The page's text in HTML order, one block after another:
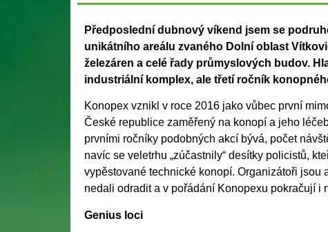
Předposlední dubnový víkend jsem se
unikátního areálu zvaného Dolní oblast
železáren a celé řady průmyslových budov.
industriální komplex, ale třetí ročník
Konopex vznikl v roce 2016 jako vůbec první
České republice zaměřený na konopí a jeho
prvními ročníky podobných akcí bývá, počet
navíc se veletrhu „zúčastnily“ desítky policistů,
vypěstované technické konopí. Organizátoři jsou
nedali odradit a v pořádání Konopexu pokračují i
Genius loci